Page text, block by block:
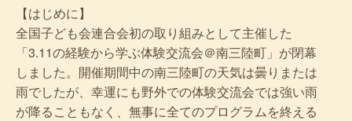
【はじめに】
全国子ども会連合会初の取り組みとして主催した
「3.11の経験から学ぶ体験交流会＠南三陸町」が閉幕
しました。開催期間中の南三陸町の天気は曇りまたは
雨でしたが、幸運にも野外での体験交流会では強い雨
が降ることもなく、無事に全てのプログラムを終える